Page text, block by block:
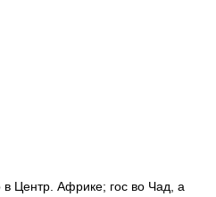
Центр. Африке; гос во Чад, а